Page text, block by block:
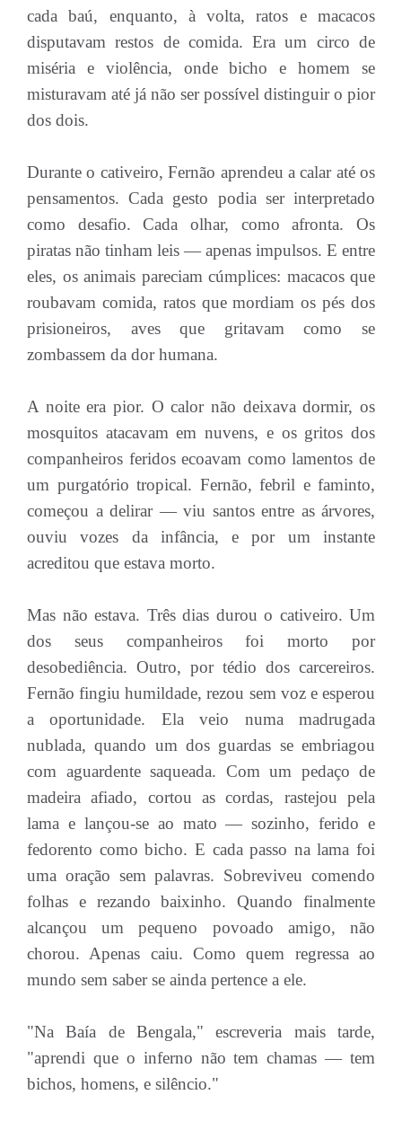
cada baú, enquanto, à volta, ratos e macacos
disputavam restos de comida. Era um circo de
miséria e violência, onde bicho e homem se
misturavam até já não ser possível distinguir o pior
dos dois.
Durante o cativeiro, Fernão aprendeu a calar até os
pensamentos. Cada gesto podia ser interpretado
como desafio. Cada olhar, como afronta. Os
piratas não tinham leis — apenas impulsos. E entre
eles, os animais pareciam cúmplices: macacos que
roubavam comida, ratos que mordiam os pés dos
prisioneiros, aves que gritavam como se
zombassem da dor humana.
A noite era pior. O calor não deixava dormir, os
mosquitos atacavam em nuvens, e os gritos dos
companheiros feridos ecoavam como lamentos de
um purgatório tropical. Fernão, febril e faminto,
começou a delirar — viu santos entre as árvores,
ouviu vozes da infância, e por um instante
acreditou que estava morto.
Mas não estava. Três dias durou o cativeiro. Um
dos seus companheiros foi morto por
desobediência. Outro, por tédio dos carcereiros.
Fernão fingiu humildade, rezou sem voz e esperou
a oportunidade. Ela veio numa madrugada
nublada, quando um dos guardas se embriagou
com aguardente saqueada. Com um pedaço de
madeira afiado, cortou as cordas, rastejou pela
lama e lançou-se ao mato — sozinho, ferido e
fedorento como bicho. E cada passo na lama foi
uma oração sem palavras. Sobreviveu comendo
folhas e rezando baixinho. Quando finalmente
alcançou um pequeno povoado amigo, não
chorou. Apenas caiu. Como quem regressa ao
mundo sem saber se ainda pertence a ele.
"Na Baía de Bengala," escreveria mais tarde,
"aprendi que o inferno não tem chamas — tem
bichos, homens, e silêncio."